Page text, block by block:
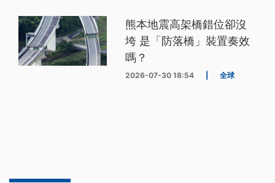
熊本地震高架橋錯位卻沒
垮 是「防落橋」裝置奏效
嗎？
2026-07-30 18:54 全球